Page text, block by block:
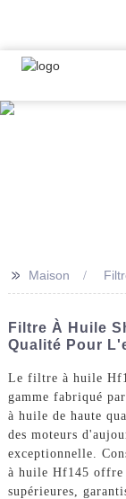
>> Maison
Filtre À Huile
Qualité Pour
Le filtre à huile
gamme fabriqué
à huile de haute
des moteurs
exceptionnelle.
à huile Hf145 offre
supérieures,